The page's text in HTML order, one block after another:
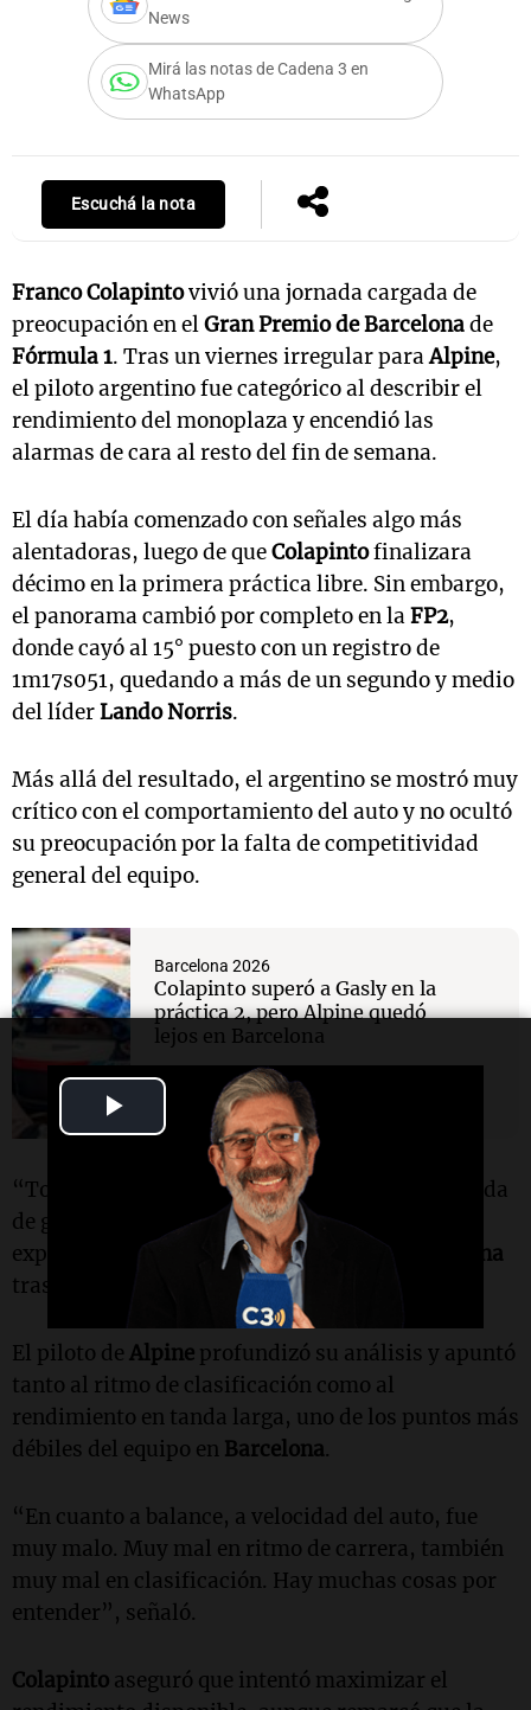
Video
News
Mirá las notas de Cadena 3 en
WhatsApp
Escuchá la nota
Franco Colapintovivió una jornada cargada de
preocupación en elGran Premio de Barcelonade
Fórmula 1. Tras un viernes irregular paraAlpine,
el piloto argentino fue categórico al describir el
rendimiento del monoplaza y encendió las
alarmas de cara al resto del fin de semana.
El día había comenzado con señales algo más
alentadoras, luego de queColapintofinalizara
décimo en la primera práctica libre. Sin embargo,
el panorama cambió por completo en laFP2,
donde cayó al 15° puesto con un registro de
1m17s051, quedando a más de un segundo y medio
del líderLando Norris.
Más allá del resultado, el argentino se mostró muy
crítico con el comportamiento del auto y no ocultó
su preocupación por la falta de competitividad
general del equipo.
Barcelona 2026
Colapinto superó a Gasly en la
práctica 2, pero Alpine quedó
lejos en Barcelona
“Todo el viernes fue muy malo, no teníamos nada
de grip, fue el peor viernes de la temporada”,
expresó
en diálogo con
ESPN Argentina
tras finalizar la actividad en pista.
El piloto de Alpine profundizó su análisis y apuntó
tanto al ritmo de clasificación como al
rendimiento en tanda larga, uno de los puntos más
débiles del equipo en Barcelona.
“En cuanto a balance, a velocidad del auto, fue
muy malo. Muy mal en ritmo de carrera, también
muy mal en clasificación. Hay muchas cosas por
entender”, señaló.
Colapinto aseguró que intentó maximizar el